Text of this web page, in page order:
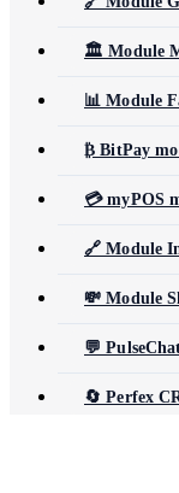
🏛️ Module
📊 Module
₿ BitPay
💳 myPOS
🔗 Module
💸 Module
💬
🔄 Perfex